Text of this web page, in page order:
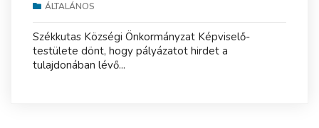
ÁLTALÁNOS
Székkutas Községi Önkormányzat Képviselő-
testülete dönt, hogy pályázatot hirdet a
tulajdonában lévő...